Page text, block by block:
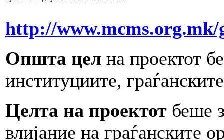
http://www.mcms.org.mk/
Општа цел на проектот
институциите,
Целта на проектот беше
влијание на граѓанските